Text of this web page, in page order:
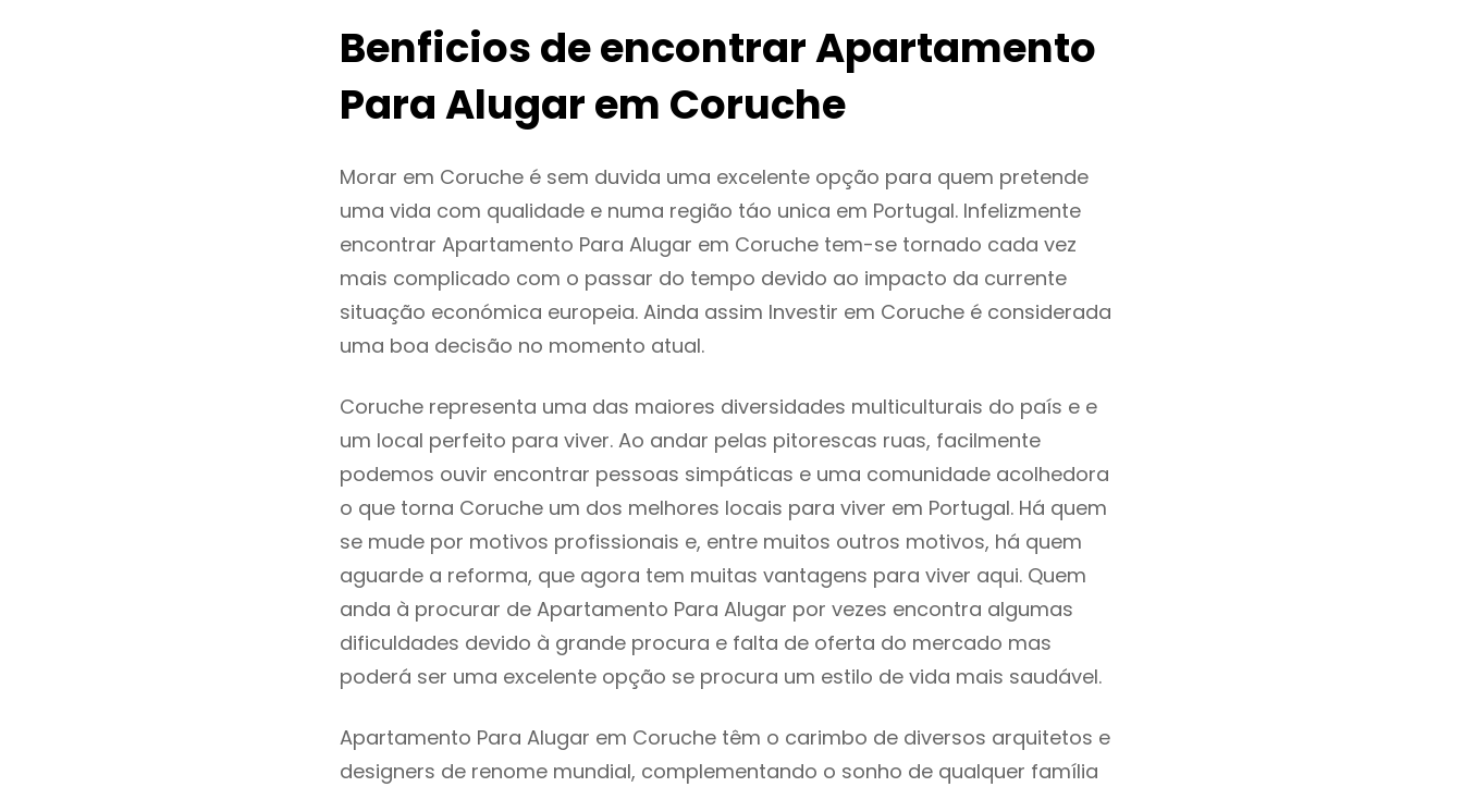
Benficios de encontrar Apartamento
Para Alugar em Coruche
Morar em Coruche é sem duvida uma excelente opção para quem pretende
uma vida com qualidade e numa região táo unica em Portugal. Infelizmente
encontrar Apartamento Para Alugar em Coruche tem-se tornado cada vez
mais complicado com o passar do tempo devido ao impacto da currente
situação económica europeia. Ainda assim Investir em Coruche é considerada
uma boa decisão no momento atual.
Coruche representa uma das maiores diversidades multiculturais do país e e
um local perfeito para viver. Ao andar pelas pitorescas ruas, facilmente
podemos ouvir encontrar pessoas simpáticas e uma comunidade acolhedora
o que torna Coruche um dos melhores locais para viver em Portugal. Há quem
se mude por motivos profissionais e, entre muitos outros motivos, há quem
aguarde a reforma, que agora tem muitas vantagens para viver aqui. Quem
anda à procurar de Apartamento Para Alugar por vezes encontra algumas
dificuldades devido à grande procura e falta de oferta do mercado mas
poderá ser uma excelente opção se procura um estilo de vida mais saudável.
Apartamento Para Alugar em Coruche têm o carimbo de diversos arquitetos e
designers de renome mundial, complementando o sonho de qualquer família